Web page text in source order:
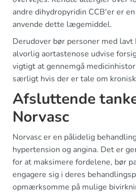
andre dihydropyridin CCB'er er
anvende dette lægemiddel.
Derudover bør personer med
alvorlig aortastenose udvise
vigtigt at gennemgå
særligt hvis der er tale om
Afsluttende
Norvasc
Norvasc er en pålidelig
hypertension og angina. Det er
for at maksimere fordelene, bør
engagere sig i deres
opmærksomme på mulige